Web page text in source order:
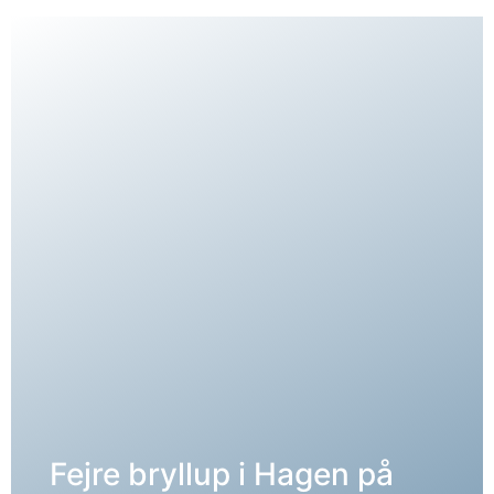
Fejre bryllup i Hagen på